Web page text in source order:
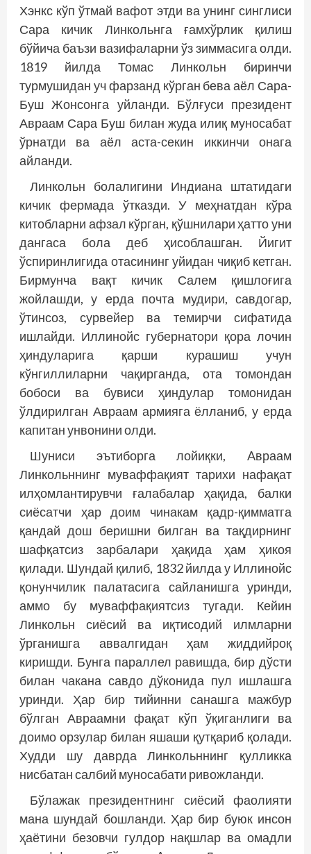
Хэнкс кўп ўтмай вафот этди ва унинг синглиси
Сара кичик Линкольнга ғамхўрлик қилиш
бўйича баъзи вазифаларни ўз зиммасига олди.
1819 йилда Томас Линкольн биринчи
турмушидан уч фарзанд кўрган бева аёл Сара-
Буш Жонсонга уйланди. Бўлғуси президент
Авраам Сара Буш билан жуда илиқ муносабат
ўрнатди ва аёл аста-секин иккинчи онага
айланди.
Линкольн болалигини Индиана штатидаги
кичик фермада ўтказди. У меҳнатдан кўра
китобларни афзал кўрган, қўшнилари ҳатто уни
дангаса бола деб ҳисоблашган. Йигит
ўспиринлигида отасининг уйидан чиқиб кетган.
Бирмунча вақт кичик Салем қишлоғига
жойлашди, у ерда почта мудири, савдогар,
ўтинсоз, сурвейер ва темирчи сифатида
ишлайди. Иллинойс губернатори қора лочин
ҳиндуларига қарши курашиш учун
кўнгиллиларни чақирганда, ота томондан
бобоси ва бувиси ҳиндулар томонидан
ўлдирилган Авраам армияга ёлланиб, у ерда
капитан унвонини олди.
Шуниси эътиборга лойиқки, Aвраам
Линкольннинг муваффақият тарихи нафақат
илҳомлантирувчи ғалабалар ҳақида, балки
сиёсатчи ҳар доим чинакам қадр-қимматга
қандай дош беришни билган ва тақдирнинг
шафқатсиз зарбалари ҳақида ҳам ҳикоя
қилади. Шундай қилиб, 1832 йилда у Иллинойс
қонунчилик палатасига сайланишга уринди,
аммо бу муваффақиятсиз тугади. Кейин
Линкольн сиёсий ва иқтисодий илмларни
ўрганишга аввалгидан ҳам жиддийроқ
киришди. Бунга параллел равишда, бир дўсти
билан чакана савдо дўконида пул ишлашга
уринди. Ҳар бир тийинни санашга мажбур
бўлган Авраамни фақат кўп ўқиганлиги ва
доимо орзулар билан яшаши қутқариб қолади.
Худди шу даврда Линкольннинг қулликка
нисбатан салбий муносабати ривожланди.
Бўлажак президентнинг сиёсий фаолияти
мана шундай бошланди. Ҳар бир буюк инсон
ҳаётини безовчи гулдор нақшлар ва омадли